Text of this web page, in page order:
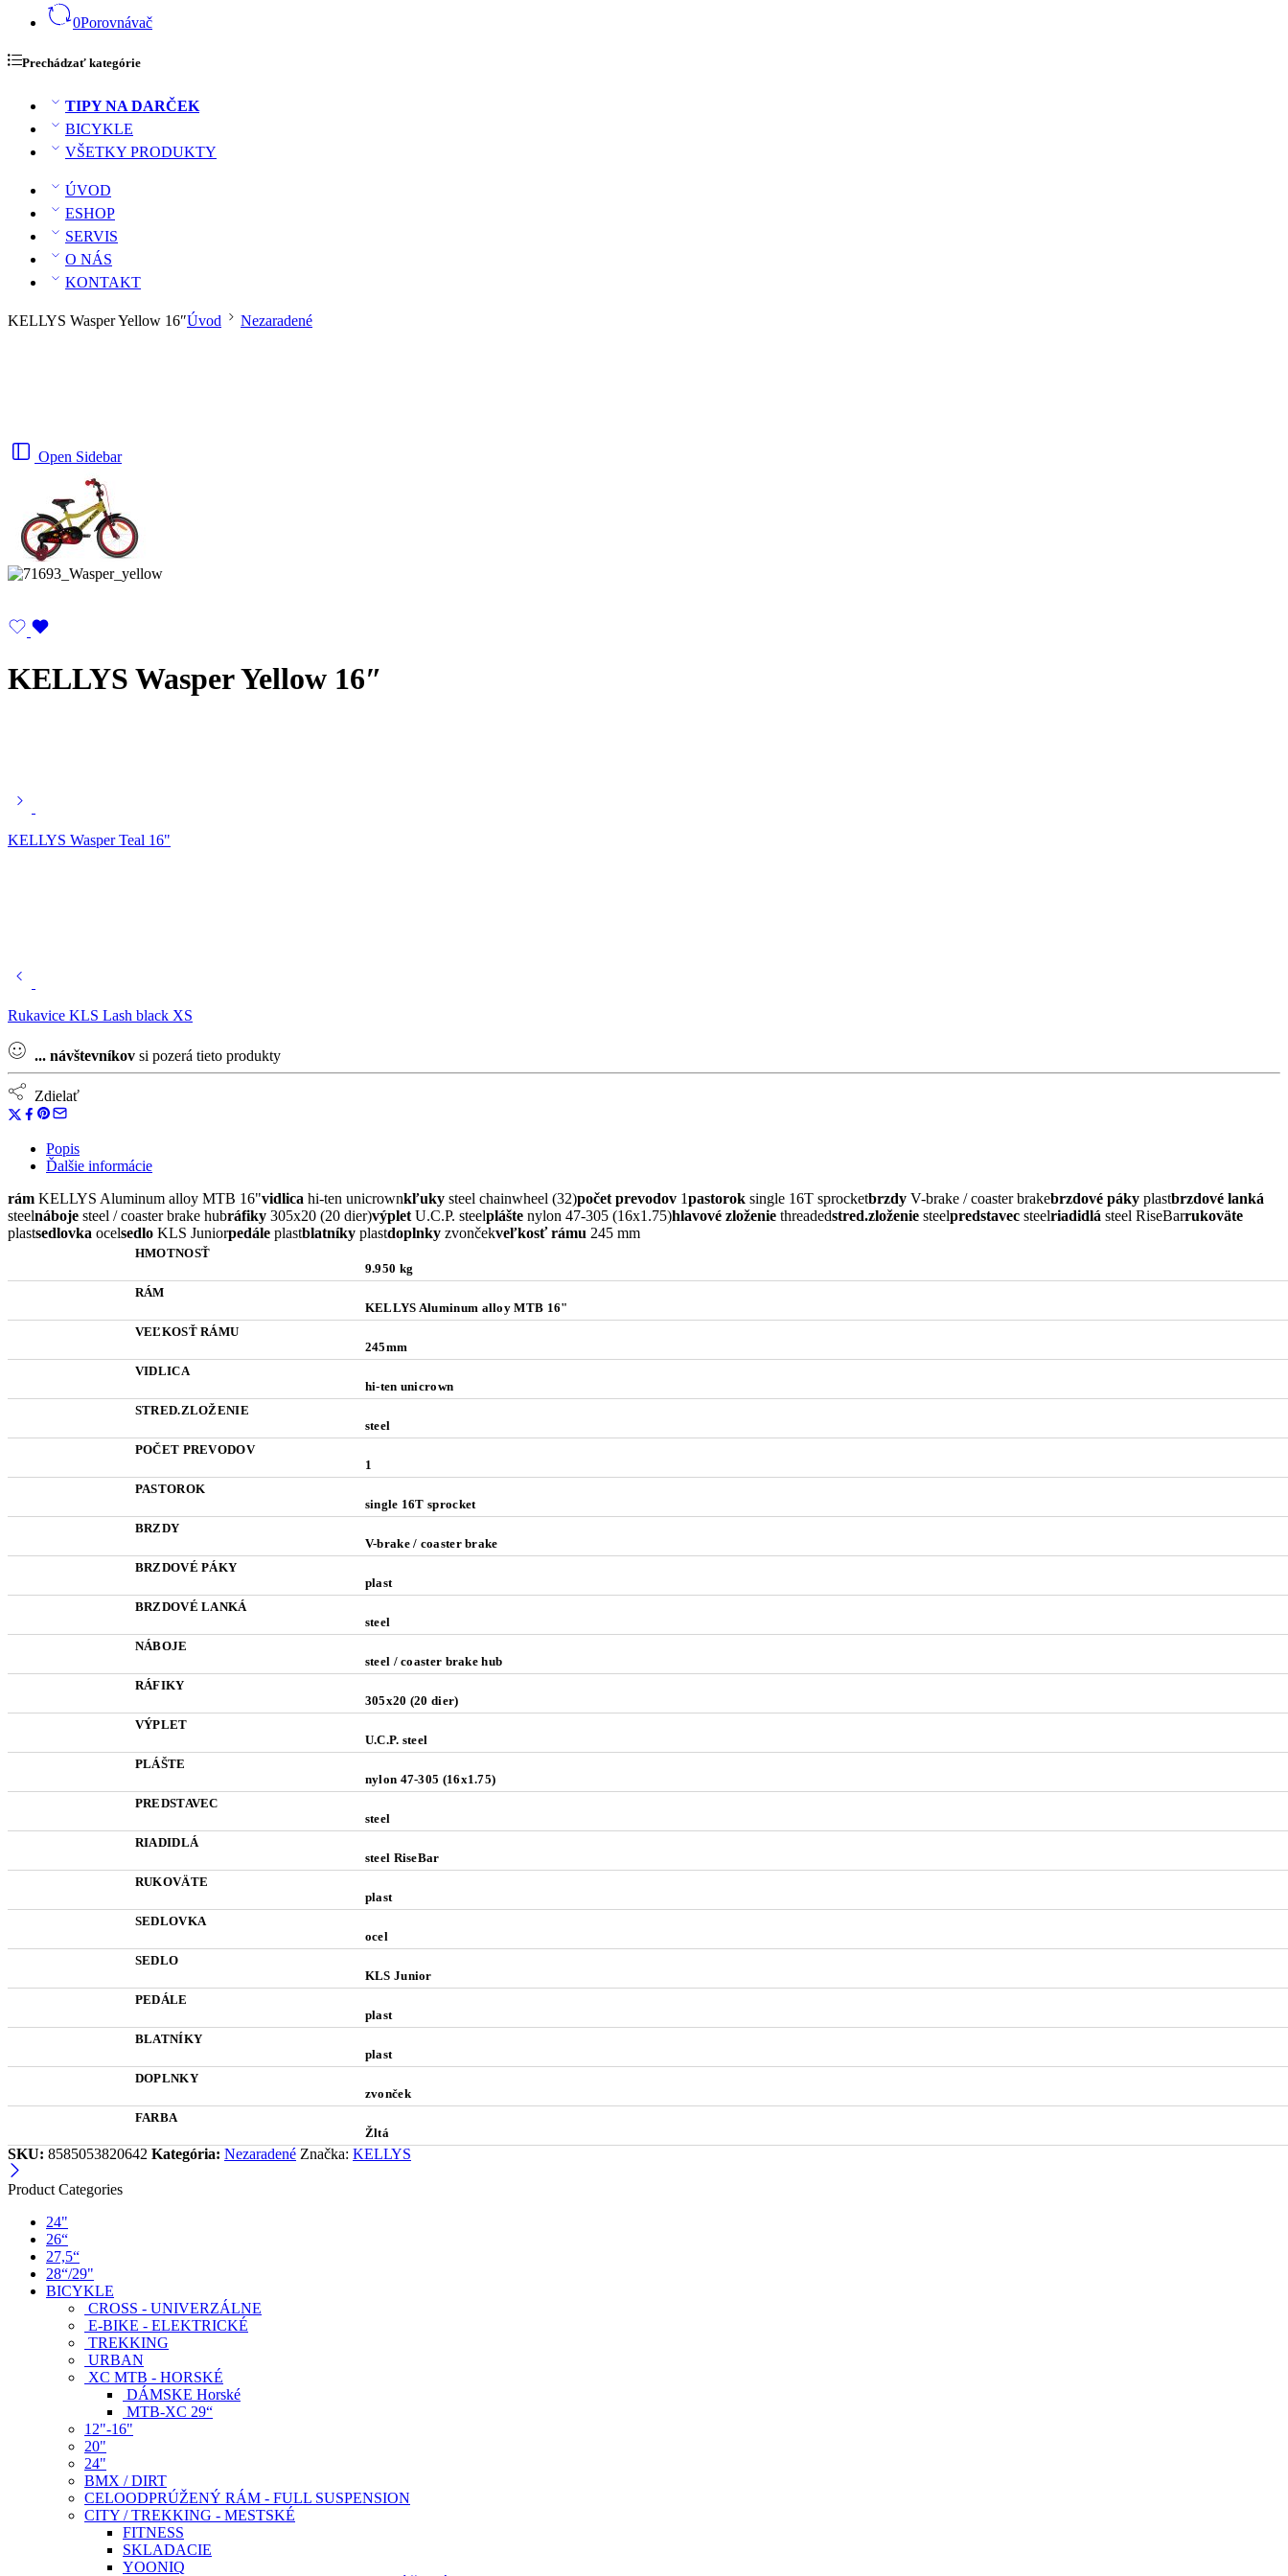
0Porovnávač
Prechádzať kategórie
TIPY NA DARČEK
BICYKLE
VŠETKY PRODUKTY
ÚVOD
ESHOP
SERVIS
O NÁS
KONTAKT
KELLYS Wasper Yellow 16″Úvod Nezaradené
Open Sidebar
KELLYS Wasper Yellow 16″
KELLYS Wasper Teal 16"
Rukavice KLS Lash black XS
... návštevníkov si pozerá tieto produkty
Zdielať
Popis
Ďalšie informácie
rám KELLYS Aluminum alloy MTB 16"vidlica hi-ten unicrownkľuky steel chainwheel (32)počet prevodov 1pastorok single 16T sprocketbrzdy V-brake / coaster brakebrzdové páky plastbrzdové lanká
steelnáboje steel / coaster brake hubráfiky 305x20 (20 dier)výplet U.C.P. steelplášte nylon 47-305 (16x1.75)hlavové zloženie threadedstred.zloženie steelpredstavec steelriadidlá steel RiseBarrukoväte
plastsedlovka ocelsedlo KLS Juniorpedále plastblatníky plastdoplnky zvončekveľkosť rámu 245 mm
HMOTNOSŤ
9.950 kg
RÁM
KELLYS Aluminum alloy MTB 16"
VEĽKOSŤ RÁMU
245mm
VIDLICA
hi-ten unicrown
STRED.ZLOŽENIE
steel
POČET PREVODOV
1
PASTOROK
single 16T sprocket
BRZDY
V-brake / coaster brake
BRZDOVÉ PÁKY
plast
BRZDOVÉ LANKÁ
steel
NÁBOJE
steel / coaster brake hub
RÁFIKY
305x20 (20 dier)
VÝPLET
U.C.P. steel
PLÁŠTE
nylon 47-305 (16x1.75)
PREDSTAVEC
steel
RIADIDLÁ
steel RiseBar
RUKOVÄTE
plast
SEDLOVKA
ocel
SEDLO
KLS Junior
PEDÁLE
plast
BLATNÍKY
plast
DOPLNKY
zvonček
FARBA
Žltá
SKU: 8585053820642 Kategória: Nezaradené Značka: KELLYS
Product Categories
24"
26“
27,5“
28“/29"
BICYKLE
CROSS - UNIVERZÁLNE
E-BIKE - ELEKTRICKÉ
TREKKING
URBAN
XC MTB - HORSKÉ
DÁMSKE Horské
MTB-XC 29“
12"-16"
20"
24"
BMX / DIRT
CELOODPRÚŽENÝ RÁM - FULL SUSPENSION
CITY / TREKKING - MESTSKÉ
FITNESS
SKLADACIE
YOONIQ